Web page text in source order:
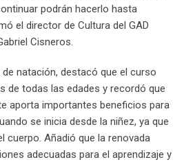
podrán hacerlo hasta
el director de Cultura del GAD
Cisneros.
natación, destacó que el curso
de todas las edades y recordó que
aporta importantes beneficios para
se inicia desde la niñez, ya que
cuerpo. Añadió que la renovada
adecuadas para el aprendizaje y